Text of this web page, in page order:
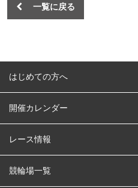
一覧に戻る
はじめての方へ
はじめての方へ
開催カレンダー
競輪
オートレース
レース情報
レース予想
競輪場一覧